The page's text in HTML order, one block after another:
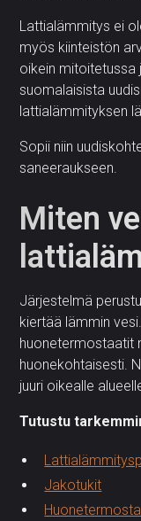
Lattialämmitys ei
myös kiinteistön
oikein mitoitetussa
suomalaisista
lattialämmityksen
Sopii niin
saneeraukseen.
Miten
Järjestelmä
kiertää lämmin
huonetermostaatit
huonekohtaisesti.
juuri oikealle
Tutustu
Jakotukit